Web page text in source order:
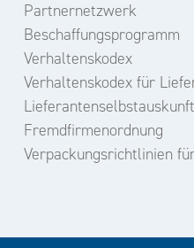
Partnernetzwerk
Beschaffungsprogramm
Verhaltenskodex
Verhaltenskodex für
Lieferantenselbstauskunft
Fremdfirmenordnung
Verpackungsrichtlinien